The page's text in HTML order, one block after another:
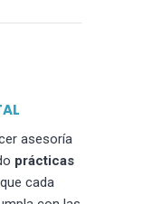
asesoría
prácticas
cada